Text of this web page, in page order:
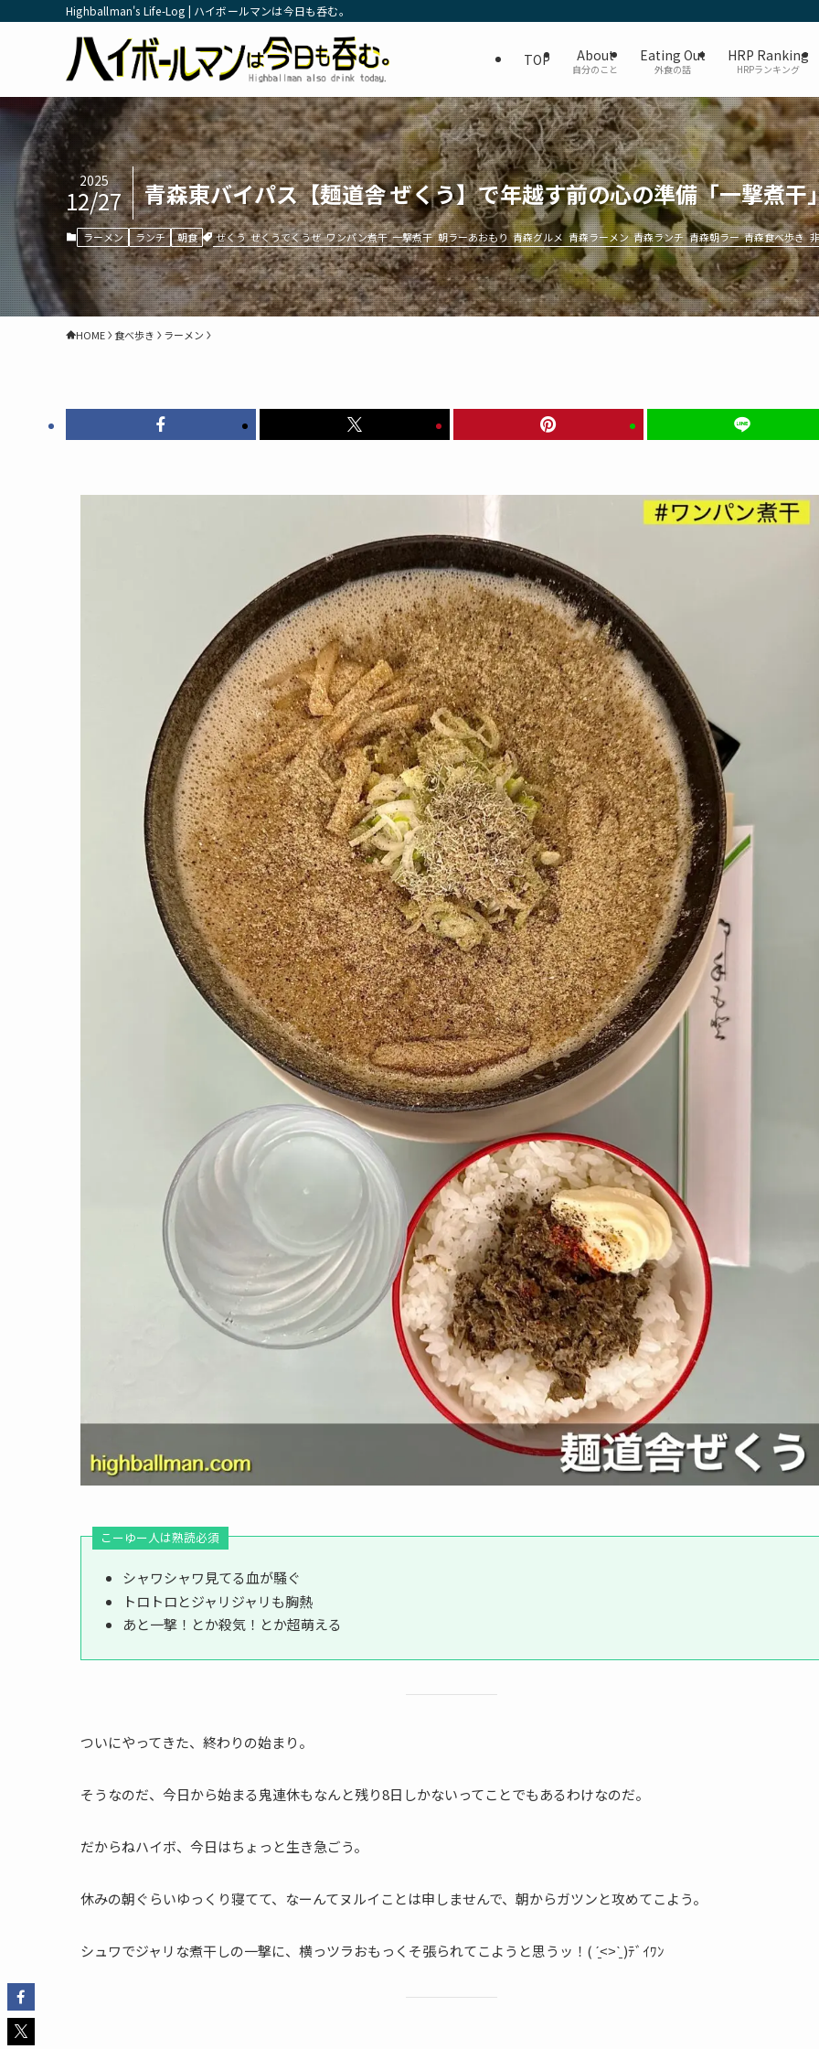
Highballman's Life-Log | ハイボールマンは今日も呑む。
TOP About
自分のこと
Eating Out
外食の話
HRP Ranking
HRPランキング
青森東バイパス【麺道舎 ぜくう】で年越す前の心の準備「一撃煮干
2025
12/27
ラーメン ランチ 朝食 ぜくう ぜくうでくうぜ ワンパン煮干 一撃煮干 朝ラーあおもり 青森グルメ 青森ラーメン 青森ランチ 青森朝ラー 青森食べ歩き
HOME 食べ歩き ラーメン
こーゆー人は熟読必須
シャワシャワ見てる血が騒ぐ
トロトロとジャリジャリも胸熱
あと一撃！とか殺気！とか超萌える
ついにやってきた、終わりの始まり。
そうなのだ、今日から始まる鬼連休もなんと残り8日しかないってことでもあるわけなのだ。
だからねハイボ、今日はちょっと生き急ごう。
休みの朝ぐらいゆっくり寝てて、なーんてヌルイことは申しませんで、朝からガツンと攻めてこよう。
シュワでジャリな煮干しの一撃に、横っツラおもっくそ張られてこようと思うッ！( ˊ̱˂˃ˋ̱ )ﾃﾞｲﾜﾝ